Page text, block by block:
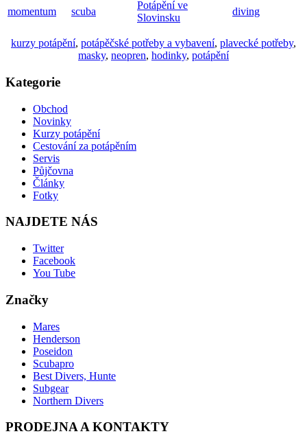
momentum
scuba
Potápění ve
Slovinsku
diving
kurzy potápění, potápěčské potřeby a vybavení, plavecké potřeby,
masky, neopren, hodinky, potápění
Kategorie
Obchod
Novinky
Kurzy potápění
Cestování za potápěním
Servis
Půjčovna
Články
Fotky
NAJDETE NÁS
Twitter
Facebook
You Tube
Značky
Mares
Henderson
Poseidon
Scubapro
Best Divers, Hunte
Subgear
Northern Divers
PRODEJNA A KONTAKTY